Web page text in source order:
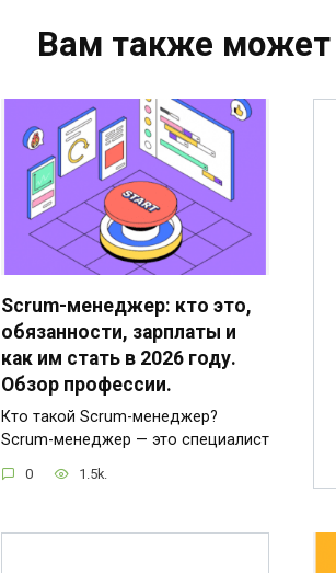
Вам также может
Scrum-менеджер: кто это,
обязанности, зарплаты и
как им стать в 2026 году.
Обзор профессии.
Кто такой Scrum-менеджер?
Scrum-менеджер — это специалист
0 1.5k.